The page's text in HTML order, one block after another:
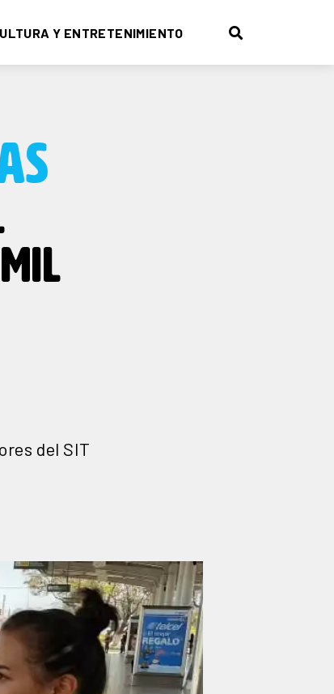
Y ENTRETENIMIENTO
del SIT